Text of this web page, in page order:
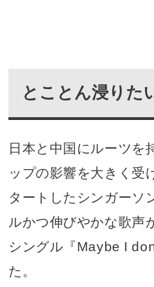
とことん浸りた
日本と中国にルーツを
ップの影響を大きく受
タートしたシンガーソ
ルかつ伸びやかな歌声
シングル『Maybe I
た。